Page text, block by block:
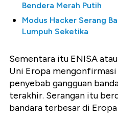
Bendera Merah Putih
Modus Hacker Serang
Lumpuh Seketika
Sementara itu ENISA
Uni Eropa
penyebab gangguan
terakhir. Serangan itu
bandara terbesar di